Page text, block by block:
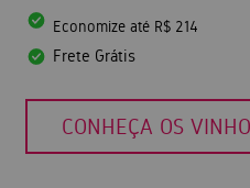
Economize até R$ 214
Frete Grátis
CONHEÇA OS